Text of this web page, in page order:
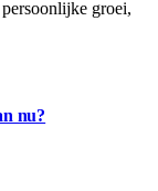
groei,
nu?